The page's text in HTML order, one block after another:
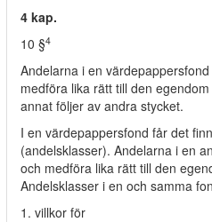
4 kap.
10 §4
Andelarna i en
medföra lika rätt till den
annat följer av andra stycket.
I en värdepappersfond får det
(andelsklasser). Andelarna i en
och medföra lika rätt till den
Andelsklasser i en och samma
1. villkor för